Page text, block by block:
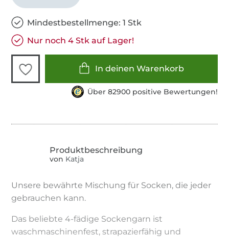
Mindestbestellmenge: 1 Stk
Nur noch 4 Stk auf Lager!
In deinen Warenkorb
Über 82900 positive Bewertungen!
von Katja
Unsere bewährte Mischung für Socken, die jeder
gebrauchen kann.
Das beliebte 4-fädige Sockengarn ist
waschmaschinenfest, strapazierfähig und